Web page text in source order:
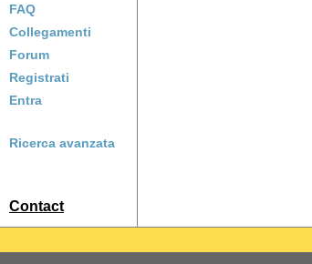
FAQ
Collegamenti
Forum
Registrati
Entra
Ricerca avanzata
Contact